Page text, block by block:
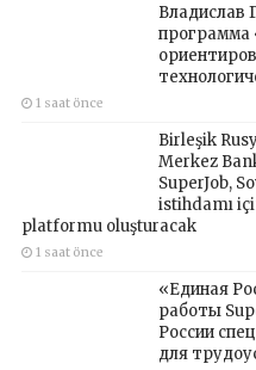
Владислав
программа
1 saat önce
Birleşik
Merkez
SuperJob,
istihdamı
platformu oluşturacak
1 saat önce
«Единая
работы
России
для